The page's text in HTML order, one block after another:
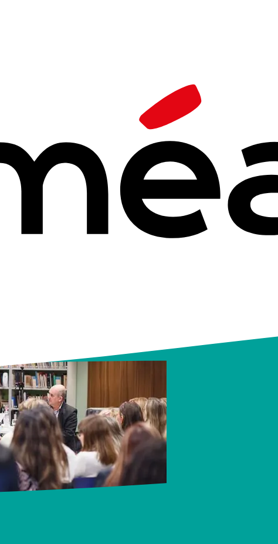
leurs idées et
dès qu’ils en sentent l’utilité et le besoin et dès que l’intégrité, la